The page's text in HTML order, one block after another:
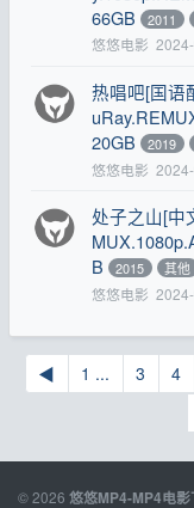
66GB
2011
悠悠电影
热唱吧[国语
20GB
2019
悠悠电影
处子之山[中
B
2015 其他
悠悠电影
◀ 1 ... 3 4
© 2026 悠悠MP4-MP4电影